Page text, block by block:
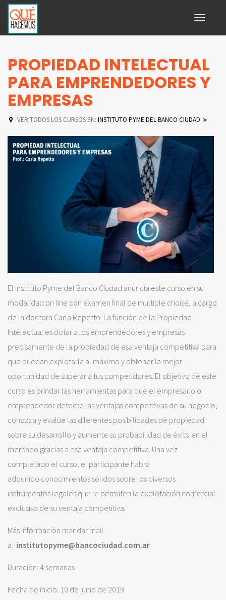
Toggle
PROPIEDAD INTELECTUAL
PARA EMPRENDEDORES Y
EMPRESAS
VER TODOS LOS CURSOS EN: INSTITUTO PYME DEL BANCO CIUDAD
El Instituto Pyme del Banco Ciudad anuncia este curso en su
modalidad on line con examen final de multiple choise, a cargo
de la doctora Carla Repetto. La función de la Propiedad
Intelectual es dotar a los emprendedores y empresas
precisamente de la propiedad de esa ventaja competitiva para
que puedan explotarla al máximo y obtener la mejor
oportunidad de superar a tus competidores. El objetivo de este
curso es brindar las herramientas para que el empresario o
emprendedor detecte las ventajas competitivas de su negocio,
conozca y evalúe las diferentes posibilidades de propiedad
sobre su desarrollo y aumente su probabilidad de éxito en el
mercado gracias a esa ventaja competitiva. Una vez
completado el curso, el participante habrá
adquirido conocimientos sólidos sobre los diversos
instrumentos legales que le permiten la explotación comercial
exclusiva de su ventaja competitiva.
Más información mandar mail
a: institutopyme@bancociudad.com.ar
Duración: 4 semanas
Fecha de inicio: 10 de junio de 2019.